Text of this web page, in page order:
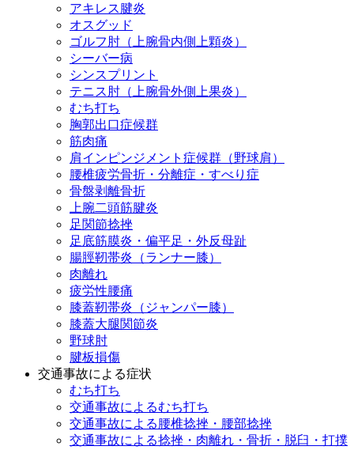
アキレス腱炎
オスグッド
ゴルフ肘（上腕骨内側上顆炎）
シーバー病
シンスプリント
テニス肘（上腕骨外側上果炎）
むち打ち
胸郭出口症候群
筋肉痛
肩インピンジメント症候群（野球肩）
腰椎疲労骨折・分離症・すべり症
骨盤剥離骨折
上腕二頭筋腱炎
足関節捻挫
足底筋膜炎・偏平足・外反母趾
腸脛靭帯炎（ランナー膝）
肉離れ
疲労性腰痛
膝蓋靭帯炎（ジャンパー膝）
膝蓋大腿関節炎
野球肘
腱板損傷
交通事故による症状
むち打ち
交通事故によるむち打ち
交通事故による腰椎捻挫・腰部捻挫
交通事故による捻挫・肉離れ・骨折・脱臼・打撲